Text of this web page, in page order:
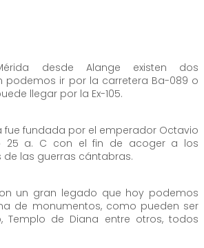
desde Alange existen dos
podemos ir por la carretera Ba-089 o
llegar por la Ex-105.
fue fundada por el emperador Octavio
25 a. C con el fin de acoger a los
las guerras cántabras.
un gran legado que hoy podemos
de monumentos, como pueden ser
Templo de Diana entre otros, todos